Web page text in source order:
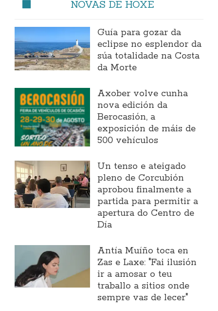
NOVAS DE HOXE
Guía para gozar da
eclipse no esplendor da
súa totalidade na Costa
da Morte
Axober volve cunha
nova edición da
Berocasión, a
exposición de máis de
500 vehículos
Un tenso e ateigado
pleno de Corcubión
aprobou finalmente a
partida para permitir a
apertura do Centro de
Día
Antía Muíño toca en
Zas e Laxe: "Fai ilusión
ir a amosar o teu
traballo a sitios onde
sempre vas de lecer"